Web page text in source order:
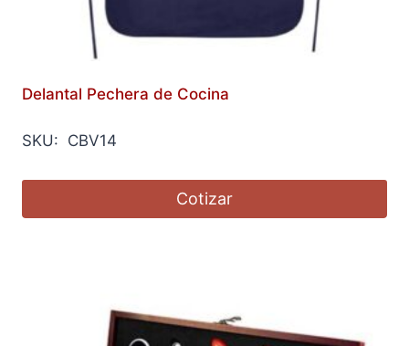
Delantal Pechera de Cocina
SKU: CBV14
Cotizar